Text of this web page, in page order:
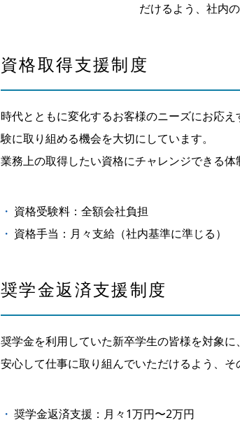
だけるよう、社内
資格取得支援制度
時代とともに変化するお客様のニーズにお応
験に取り組める機会を大切にしています。
業務上の取得したい資格にチャレンジできる体
資格受験料：全額会社負担
資格手当：月々支給（社内基準に準じる）
奨学金返済支援制度
奨学金を利用していた新卒学生の皆様を対象に、
安心して仕事に取り組んでいただけるよう、そ
奨学金返済支援：月々1万円〜2万円